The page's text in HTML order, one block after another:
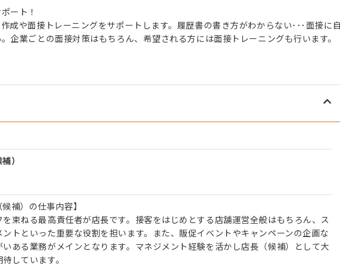
ート！
成や面接トレーニングをサポートします。履歴書の書き方がわからない･･･面接に
企業ごとの面接対策はもちろん、希望される方には面接トレーニングも行います。
）
補）の仕事内容】
束ねる最高責任者が店長です。接客をはじめとする店舗運営全般はもちろん、ス
トといった重要な役割を担います。また、販促イベントやキャンペーンの企画な
いある業務がメインとなります。マネジメント経験を活かし店長（候補）として大
しています。